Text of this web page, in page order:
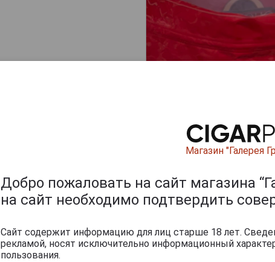
Оцените и напишите отзыв:
Магазин "Галерея
Добро пожаловать на сайт магазина
на сайт необходимо подтвердить
Сайт содержит информацию для лиц старше 18 лет.
рекламой, носят исключительно информационный
пользования.